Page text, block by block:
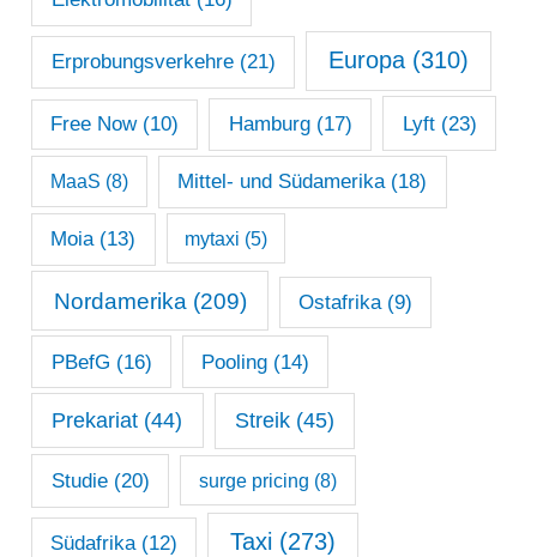
Erprobungsverkehre(21) Europa(310)
Free Now(10) Hamburg(17) Lyft(23)
MaaS (8) Mittel- und Südamerika(18)
Moia(13) mytaxi (5)
Nordamerika (209) Ostafrika (9)
PBefG (16) Pooling (14)
Prekariat (44) Streik(45)
Studie(20) surge pricing (8)
Südafrika(12) Taxi (273)